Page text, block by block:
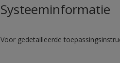
Systeeminformatie
Voor gedetailleerde